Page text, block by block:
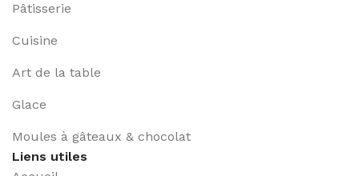
Pâtisserie
Cuisine
Art de la table
Glace
Moules à gâteaux & chocolat
Liens utiles